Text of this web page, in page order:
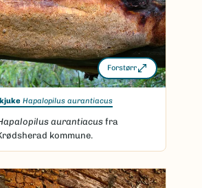
Forstørr
Hapalopilus aurantiacus
aurantiacus fra
kommune.